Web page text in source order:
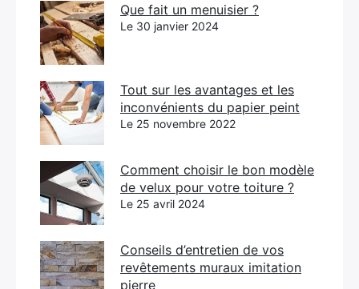
Que fait un menuisier ?
Le 30 janvier 2024
Tout sur les avantages et les
inconvénients du papier peint
Le 25 novembre 2022
Comment choisir le bon modèle
de velux pour votre toiture ?
Le 25 avril 2024
Conseils d’entretien de vos
revêtements muraux imitation
pierre